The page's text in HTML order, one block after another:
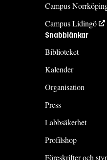
Campus
Campus Lidingö
Snabblänkar
Biblioteket
Kalender
Organisation
Press
Labbsäkerhet
Profilshop
Föreskrifter och